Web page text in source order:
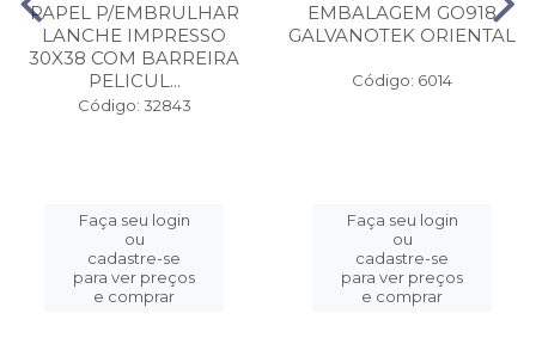
PAPEL P/EMBRULHAR
LANCHE IMPRESSO
30X38 COM BARREIRA
PELICUL...
Código: 32843
Faça seu login
ou
cadastre-se
para ver preços
e comprar
EMBALAGEM GO918
GALVANOTEK ORIENTAL
Código: 6014
Faça seu login
ou
cadastre-se
para ver preços
e comprar